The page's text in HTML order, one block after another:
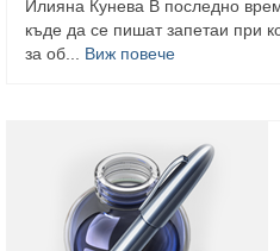
Илияна Кунева В последно
къде да се пишат запетаи при
за об... Виж повече